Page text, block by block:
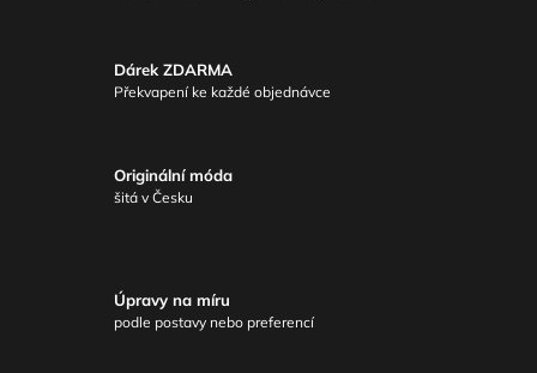
Dárek ZDARMA
Překvapení ke každé objednávce
Originální móda
šitá v Česku
Úpravy na míru
podle postavy nebo preferencí